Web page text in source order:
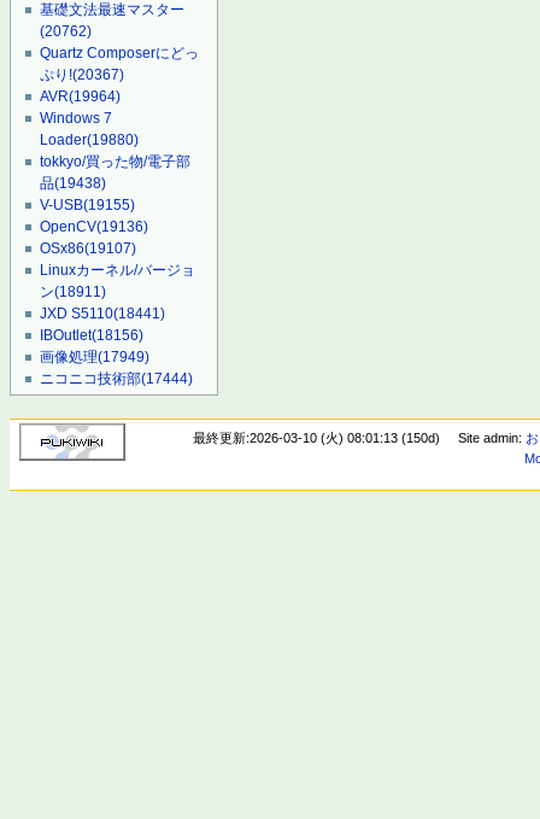
基礎文法最速マスター
(20762)
Quartz Composerにどっ
ぷり!(20367)
AVR(19964)
Windows 7
Loader(19880)
tokkyo/買った物/電子部
品(19438)
V-USB(19155)
OpenCV(19136)
OSx86(19107)
Linuxカーネル/バージョ
ン(18911)
JXD S5110(18441)
IBOutlet(18156)
画像処理(17949)
ニコニコ技術部(17444)
最終更新:2026-03-10 (火) 08:01:13 (150d) Site admin: